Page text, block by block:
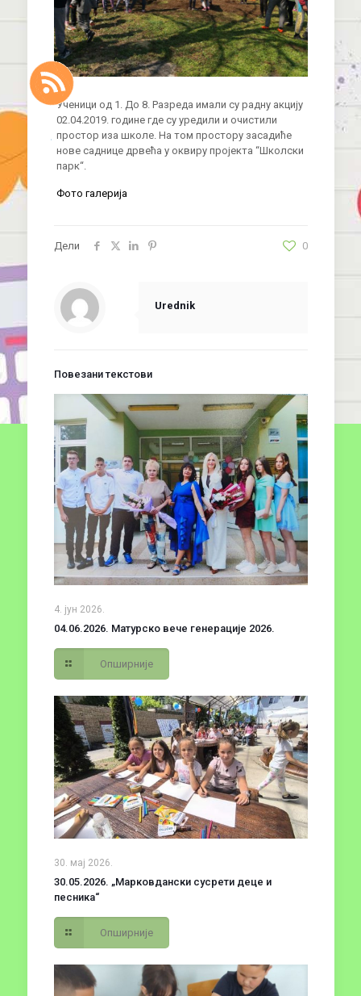
Ученици од 1. До 8. Разреда имали су радну акцију
02.04.2019. године где су уредили и очистили
простор иза школе. На том простору засадиће
нове саднице дрвећа у оквиру пројекта “Школски
парк“.
Фото галерија
Дели 0
Urednik
Повезани текстови
4. јун 2026.
04.06.2026. Матурско вече генерације 2026.
Опширније
30. мај 2026.
30.05.2026. „Марковдански сусрети деце и
песника“
Опширније